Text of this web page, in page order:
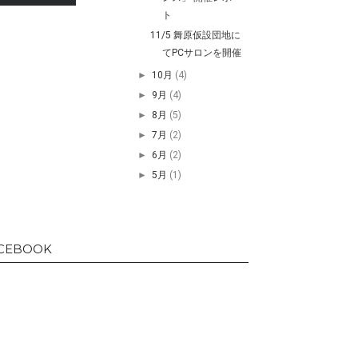
ト
11/5 舞原仮設団地に
てPCサロンを開催
► 10月 (4)
► 9月 (4)
► 8月 (5)
►7月 (2)
►6月 (2)
►5月 (1)